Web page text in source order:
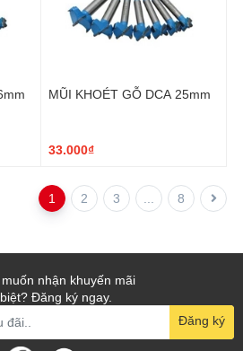
MŨI KHOÉT GỖ DCA 25mm
33.000₫
1 2 3 8
muốn nhận khuyến mãi
Đăng ký ngay.
Đăng ký